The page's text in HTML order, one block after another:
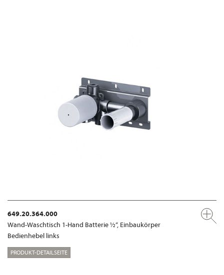
649.20.364.000
Wand-Waschtisch 1-Hand Batterie ½“, Einbaukörper
Bedienhebel links
PRODUKT-DETAILSEITE